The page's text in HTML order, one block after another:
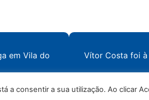
em Vila do
Vítor Costa foi
a consentir a sua utilização. Ao clicar